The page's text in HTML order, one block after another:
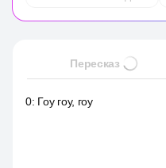
Пересказ
0: Гоу гоу, гоу